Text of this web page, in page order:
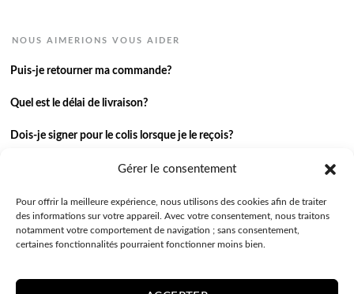
Gérer le consentement
Pour offrir la meilleure expérience, nous utilisons des cookies afin de traiter
des informations sur votre appareil. Avec votre consentement, nous traitons
notamment votre comportement de navigation ; sans consentement,
certaines fonctionnalités pourraient fonctionner moins bien.
NOUS AIMERIONS VOUS AIDER
Puis-je retourner ma commande?
Quel est le délai de livraison?
Dois-je signer pour le colis lorsque je le reçois?
Je n’ai pas reçu ma commande.
J’ai une autre question.
Contactez-nous